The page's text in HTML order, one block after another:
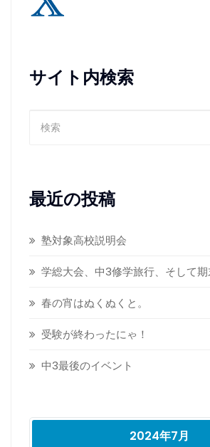
サイト内検索
最近の投稿
塾対象高校説明会
学総大会、中3修学旅行、そして期
春の宵はぬくぬくと。
受験が終わったにゃ！
中3最後のイベント
2024年7月